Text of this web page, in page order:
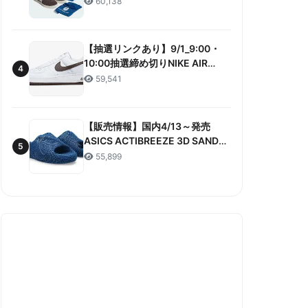
4
【抽選リンクあり】9/1_9:00・
10:00抽選締め切りNIKE AIR
FORCE 1 LOW RETRO COLOR
59,541
5
【販売情報】国内4/13～発売
ASICS ACTIBREEZE 3D SANDAL
“MAKO BLUE” 販売/定価/店舗ま
55,899